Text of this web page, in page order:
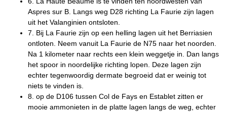
Aspres sur B. Langs weg D28 richting La Faurie zijn lagen
uit het Valanginien ontsloten.
7. Bij La Faurie zijn op een helling lagen uit het Berriasien
ontloten. Neem vanuit La Faurie de N75 naar het noorden.
Na 1 kilometer naar rechts een klein weggetje in. Dan langs
het spoor in noordelijke richting lopen. Deze lagen zijn
echter tegenwoordig dermate begroeid dat er weinig tot
niets te vinden is.
8. op de D106 tussen Col de Fays en Establet zitten er
mooie ammonieten in de platte lagen langs de weg, echter